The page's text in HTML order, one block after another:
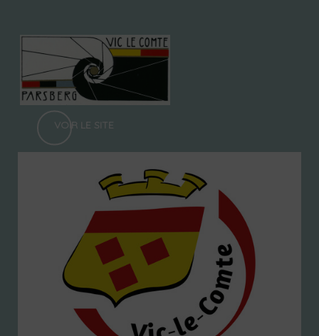
VOIR LE SITE